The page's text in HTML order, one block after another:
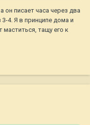
он писает часа через два
4. Я в принципе дома и
маститься, тащу его к